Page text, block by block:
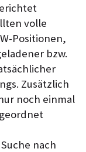
volle
Positionen,
bzw.
Zusätzlich
noch einmal
nach